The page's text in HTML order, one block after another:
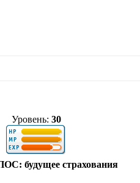
Уровень: 30
будущее страхования